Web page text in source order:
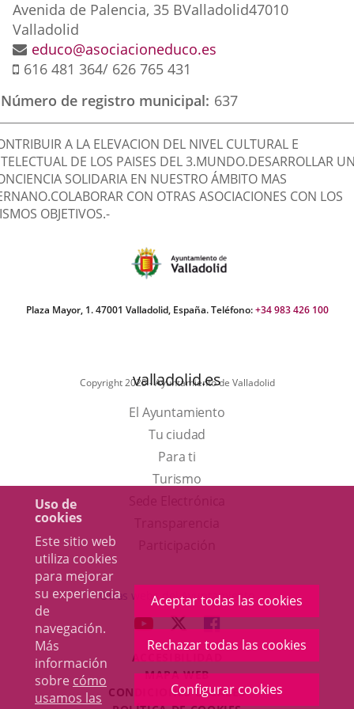
Uso de
cookies
Este sitio web
utiliza cookies
para mejorar
su experiencia
de
navegación.
Más
información
sobre cómo
usamos las
Aceptar todas las cookies
Rechazar todas las cookies
Configurar cookies
Dirección
postal
Avenida de Palencia, 35 BValladolid47010
Valladolid
Dirección
de
electrónico
educo@asociacioneduco.es
Móvil
616 481 364/ 626 765 431
Número de registro municipal 637
A LA ELEVACION DEL NIVEL CULTURAL E
DE LOS PAISES DEL 3.MUNDO.DESARROLLAR
SOLIDARIA EN NUESTRO ÁMBITO MAS
CON OTRAS ASOCIACIONES CON LOS
OBJETIVOS.-
Plaza Mayor, 1. 47001 Valladolid, España. Teléfono:+34 983 426 100
Copyright 2025 - Ayuntamiento de Valladolid
valladolid.es
El Ayuntamiento
Tu ciudad
Para ti
TurismoEste
una
ventana
nueva.
externa.
Otras webs del Ayuntamiento
ENLACE
A
UNA
APLICACIÓN
EXTERNA.
ENLACE
A
UNA
APLICACIÓN
EXTERNA.
ENLACE
A
UNA
APLICACIÓN
EXTERNA.
ACCESIBILIDAD
MAPA WEB
CONDICIONES LEGALES